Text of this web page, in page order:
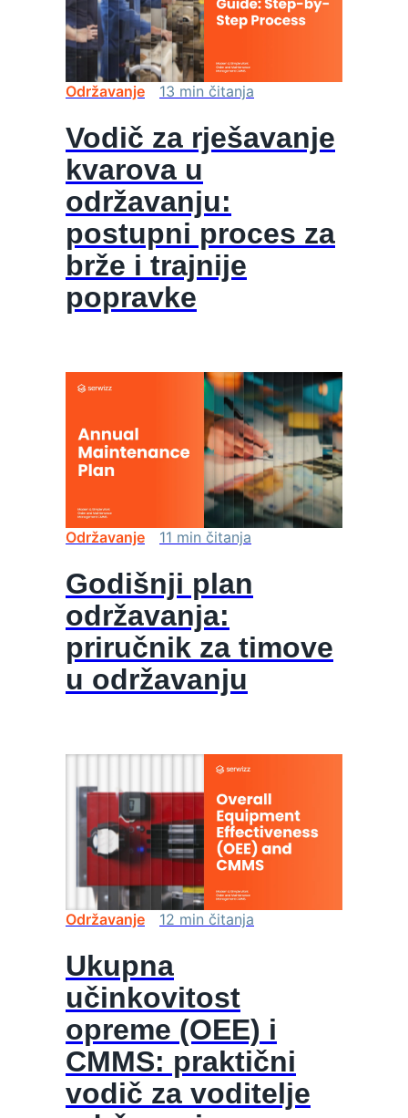
Održavanje 13 min čitanja
Vodič za rješavanje
kvarova u
održavanju:
postupni proces za
brže i trajnije
popravke
Održavanje 11 min čitanja
Godišnji plan
održavanja:
priručnik za timove
u održavanju
Održavanje 12 min čitanja
Ukupna
učinkovitost
opreme (OEE) i
CMMS: praktični
vodič za voditelje